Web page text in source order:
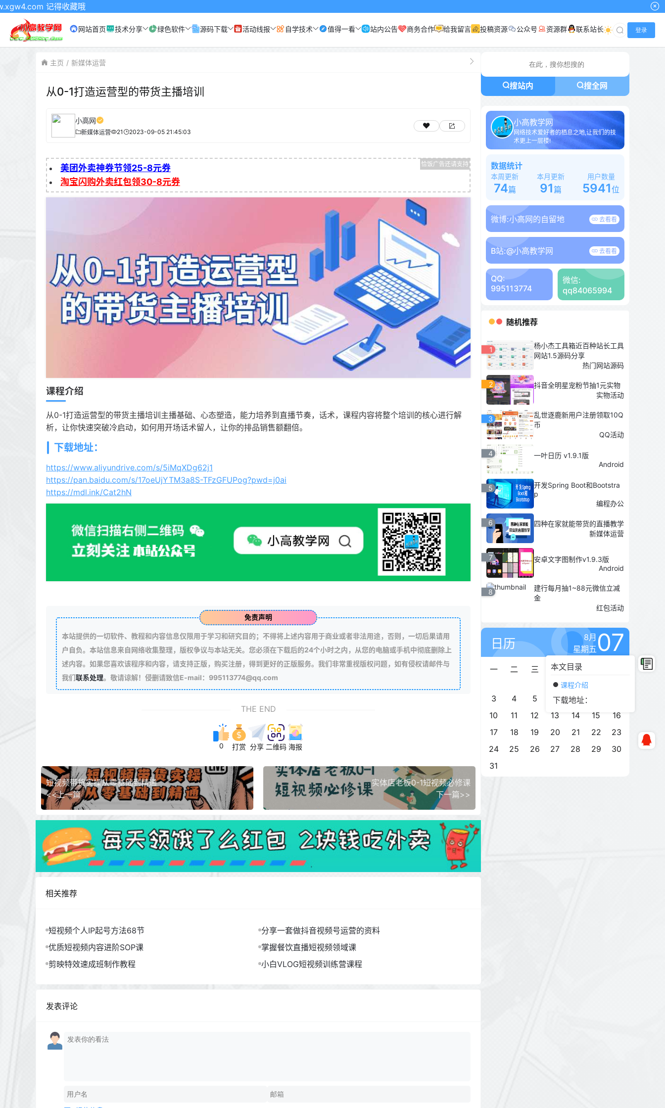
本文目录
课程介绍
下载地址：
得收藏哦
网站首页 技术分享 绿色软件 源码下载 活动线报 自学技术 值得一看 站内公告 商务合作 给我留言 投稿资源 公众号 资源群 联系站长 登录
主页 新媒体运营
从0-1打造运营型的带货主播培训
小高网
新媒体运营 21 2023-09-05 21:45:03
美团外卖神券节领25-8元券
淘宝闪购外卖红包领30-8元券
课程介绍
从0-1打造运营型的带货主播培训主播基础、心态塑造，能力培养到直播节奏，话术，课程内容将整个培训的核心进行解
析，让你快速突破冷启动，如何用开场话术留人，让你的排品销售额翻倍。
下载地址：
https://www.aliyundrive.com/s/5iMqXDg62j1
https://pan.baidu.com/s/17oeUjYTM3a8S-TFzGFUPog?pwd=j0ai
https://mdl.ink/Cat2hN
免责声明
本站提供的一切软件、教程和内容信息仅限用于学习和研究目的；不得将上述内容用于商业或者非法用途，否则，一切后果请用
户自负。本站信息来自网络收集整理，版权争议与本站无关。您必须在下载后的24个小时之内，从您的电脑或手机中彻底删除上
述内容。如果您喜欢该程序和内容，请支持正版，购买注册，得到更好的正版服务。我们非常重视版权问题，如有侵权请邮件与
我们联系处理。敬请谅解！侵删请致信E-mail：995113774@qq.com
THE END
0 打赏 分享 二维码 海报
短视频带货实操从零基础到精通
<<上一篇
实体店老板0-1短视频必修课
下一篇>>
相关推荐
短视频个人IP起号方法68节
分享一套做抖音视频号运营的资料
优质短视频内容进阶SOP课
掌握餐饮直播短视频领域课
剪映特效速成班制作教程
小白VLOG短视频训练营课程
发表评论
搜站内 搜全网
小高教学网
网络技术爱好者的栖息之地,让我们的技
术更上一层楼!
数据统计
本周更新
74篇
本月更新
91篇
用户数量
5941位
微博:小高网的自留地 去看看
B站:@小高教学网 去看看
QQ:
995113774
微信:
qq84065994
随机推荐
1
杨小杰工具箱近百种站长工具
网站1.5源码分享
热门网站源码
2
抖音全明星宠粉节抽1元实物
实物活动
3
乱世逐鹿新用户注册领取10Q
币
QQ活动
4
一叶日历 v1.9.1版
Android
5
开发Spring Boot和Bootstra
p
编程办公
6
四种在家就能带货的直播教学
新媒体运营
7
安卓文字图制作v1.9.3版
Android
8
建行每月抽1~88元微信立减
金
红包活动
日历
8月
星期五 07
一 二 三 四 五
3
4 5 6 7
10
11 12 13 14 15
16
17
18 19 20 21 22
23
24
25 26 27 28 29
30
31